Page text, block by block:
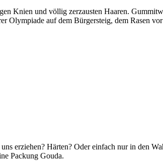
Knien und völlig zerzausten Haaren.
auf dem Bürgersteig, dem Rasen
erziehen? Härten? Oder einfach nur in den
Packung Gouda.